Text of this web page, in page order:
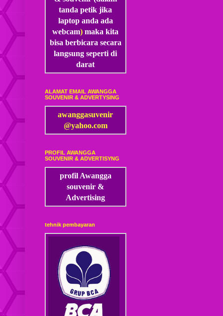
tanda petik jika
laptop anda ada
webcam)maka kita
bisa berbicara secara
langsung seperti di
darat
ALAMAT EMAIL AWANGGA
SOUVENIR & ADVERTYSING
awanggasuvenir
@yahoo.com
PROFIL AWANGGA
SOUVENIR & ADVERTISYNG
profil Awangga
souvenir &
Advertising
tehnik pembayaran